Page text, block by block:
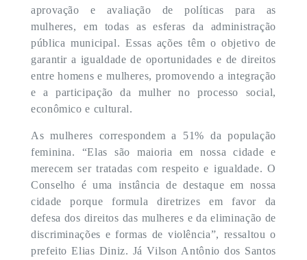
aprovação e avaliação de políticas para as
mulheres, em todas as esferas da administração
pública municipal. Essas ações têm o objetivo de
garantir a igualdade de oportunidades e de direitos
entre homens e mulheres, promovendo a integração
e a participação da mulher no processo social,
econômico e cultural.
As mulheres correspondem a 51% da população
feminina. “Elas são maioria em nossa cidade e
merecem ser tratadas com respeito e igualdade. O
Conselho é uma instância de destaque em nossa
cidade porque formula diretrizes em favor da
defesa dos direitos das mulheres e da eliminação de
discriminações e formas de violência”, ressaltou o
prefeito Elias Diniz. Já Vilson Antônio dos Santos